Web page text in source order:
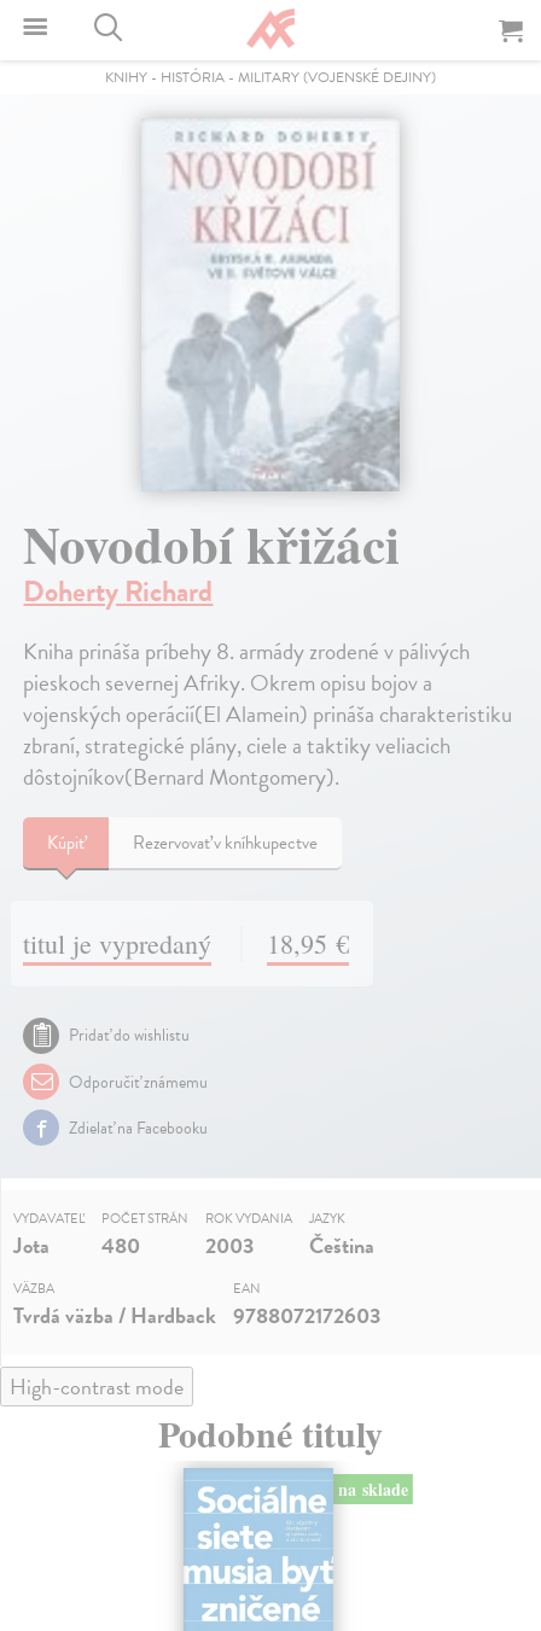
KNIHY - HISTÓRIA - MILITARY (VOJENSKÉ DEJINY)
Novodobí křižáci
Doherty Richard
Kniha prináša príbehy 8. armády zrodené v pálivých
pieskoch severnej Afriky. Okrem opisu bojov a
vojenských operácií(El Alamein) prináša charakteristiku
zbraní, strategické plány, ciele a taktiky veliacich
dôstojníkov(Bernard Montgomery).
Kúpiť Rezervovať v kníhkupectve
titul je vypredaný 18,95 €
Pridať do wishlistu
Odporučiť známemu
Zdielať na Facebooku
VYDAVATEĽ
Jota
POČET STRÁN
480
ROK VYDANIA
2003
JAZYK
Čeština
VÄZBA
Tvrdá väzba / Hardback
EAN
9788072172603
High-contrast mode
Podobné tituly
na sklade